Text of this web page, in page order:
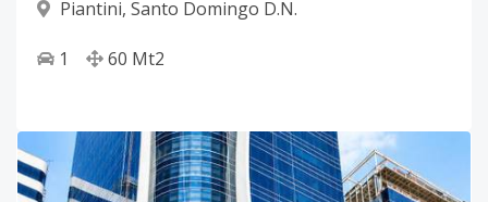
Piantini, Santo Domingo D.N.
1 60 Mt2